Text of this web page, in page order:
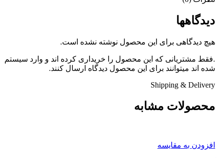
دیدگاهها
هیچ دیدگاهی برای این محصول نوشته نشده است.
.فقط مشتریانی که این محصول را خریداری کرده اند و وارد سیستم
شده اند میتوانند برای این محصول دیدگاه ارسال کنند.
Shipping & Delivery
محصولات مشابه
افزودن به مقایسه